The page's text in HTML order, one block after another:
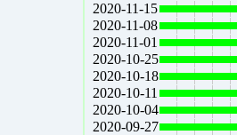
2020-11-15
2020-11-08
2020-11-01
2020-10-25
2020-10-18
2020-10-11
2020-10-04
2020-09-27